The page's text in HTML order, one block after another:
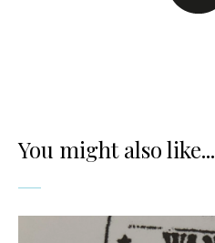
You might also like...